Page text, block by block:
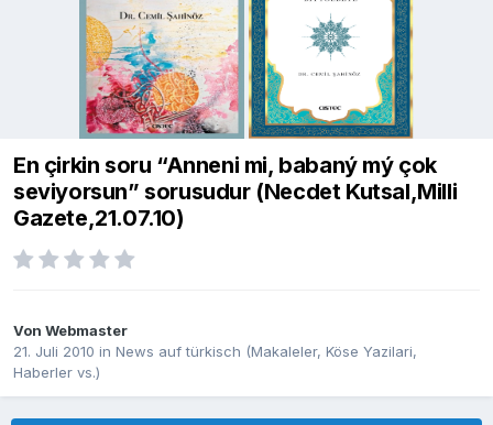
En çirkin soru “Anneni mi, babaný mý çok
seviyorsun” sorusudur (Necdet Kutsal,Milli
Gazete,21.07.10)
Von Webmaster
21. Juli 2010 in News auf türkisch (Makaleler, Köse Yazilari,
Haberler vs.)